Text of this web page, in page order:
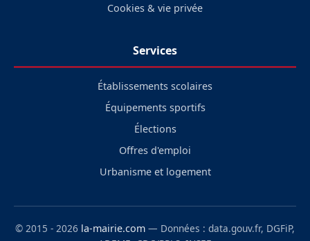
Cookies & vie privée
Services
Établissements scolaires
Équipements sportifs
Élections
Offres d'emploi
Urbanisme et logement
© 2015 - 2026 la-mairie.com — Données : data.gouv.fr, DGFiP,